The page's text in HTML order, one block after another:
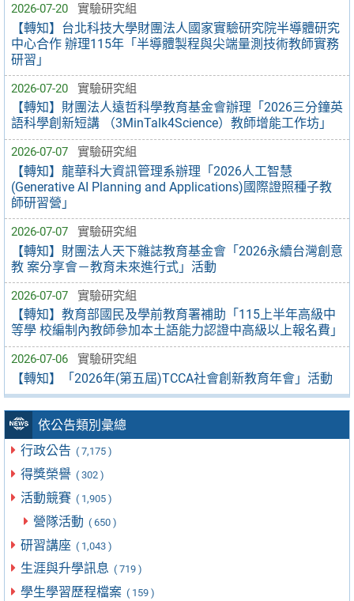
2026-07-20 實驗研究組
【轉知】台北科技大學財團法人國家實驗研究院半導體研究
中心合作 辦理115年「半導體製程與尖端量測技術教師實務
研習」
2026-07-20 實驗研究組
【轉知】財團法人遠哲科學教育基金會辦理「2026三分鐘英
語科學創新短講 （3MinTalk4Science）教師增能工作坊」
2026-07-07 實驗研究組
【轉知】龍華科大資訊管理系辦理「2026人工智慧
(Generative AI Planning and Applications)國際證照種子教
師研習營」
2026-07-07 實驗研究組
【轉知】財團法人天下雜誌教育基金會「2026永續台灣創意
教 案分享會－教育未來進行式」活動
2026-07-07 實驗研究組
【轉知】教育部國民及學前教育署補助「115上半年高級中
等學 校編制內教師參加本土語能力認證中高級以上報名費」
2026-07-06 實驗研究組
【轉知】「2026年(第五屆)TCCA社會創新教育年會」活動
依公告類別彙總
行政公告 ( 7,175 )
得獎榮譽 ( 302 )
活動競賽 ( 1,905 )
營隊活動 ( 650 )
研習講座 ( 1,043 )
生涯與升學訊息 ( 719 )
學生學習歷程檔案 ( 159 )